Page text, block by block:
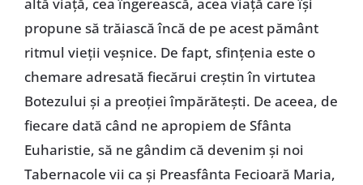
altă viaţă, cea îngerească, acea viaţă care îşi
propune să trăiască încă de pe acest pământ
ritmul vieţii veşnice. De fapt, sfinţenia este o
chemare adresată fiecărui creştin în virtutea
Botezului şi a preoţiei împărăteşti. De aceea, de
fiecare dată când ne apropiem de Sfânta
Euharistie, să ne gândim că devenim şi noi
Tabernacole vii ca şi Preasfânta Fecioară Maria,